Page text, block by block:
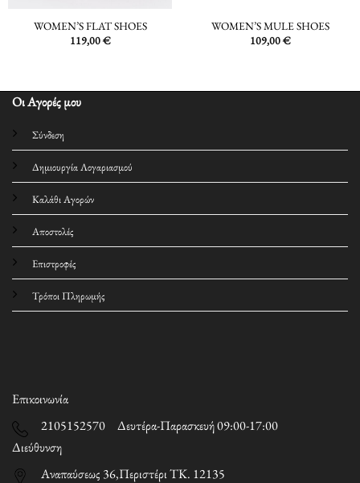
WOMEN’S FLAT SHOES
119,00€
WOMEN’S MULE SHOES
109,00€
Οι Αγορές μου
Σύνδεση
Δημιουργία Λογαριασμού
Καλάθι Αγορών
Αποστολές
Επιστροφές
Τρόποι Πληρωμής
Επικοινωνία
2105152570 Δευτέρα-Παρασκευή 09:00-17:00
Διεύθυνση
Αναπαύσεως 36,Περιστέρι ΤΚ. 12135